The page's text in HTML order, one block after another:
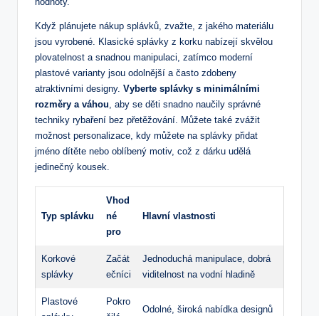
Když plánujete nákup ⁣splávků, zvažte, z jakého ⁣materiálu
jsou‌ vyrobené. Klasické splávky z korku nabízejí skvělou
plovatelnost a snadnou manipulaci, zatímco⁣ moderní
plastové⁤ varianty jsou odolnější a často zdobeny
atraktivními designy. Vyberte splávky s minimálními
‍rozměry a váhou , aby se děti snadno naučily⁢ správné
techniky rybaření bez přetěžování. ‌Můžete ⁢také zvážit
možnost personalizace, kdy můžete ​na⁢ splávky‍ přidat
⁤jméno dítěte nebo oblíbený motiv,⁣ což z dárku udělá
jedinečný kousek.
Typ splávku
Vhod
né‌
pro
Hlavní vlastnosti
Korkové‍
splávky
Začát
ečníci
Jednoduchá manipulace,​ dobrá
viditelnost na vodní hladině
Plastové
Pokro
Odolné, široká nabídka designů